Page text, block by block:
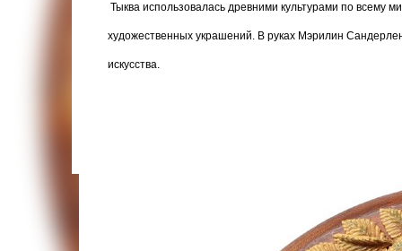
Бумажные скульптуры канадского
дата:октября 14, 2022
Тыква использовалась древними культурами по всему
художественных украшений. В руках Мэрилин
искусства.